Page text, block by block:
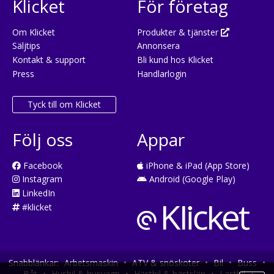
Klicket
Om Klicket
Säljtips
Kontakt & support
Press
Tyck till om Klicket
För företag
Produkter & tjänster
Annonsera
Bli kund hos Klicket
Handlarlogin
Följ oss
Facebook
Instagram
LinkedIn
#klicket
Appar
iPhone & iPad (App Store)
Android (Google Play)
Snabblänkar: Arbetsmaskin • ATV & snöskoter • Bil • Buss •